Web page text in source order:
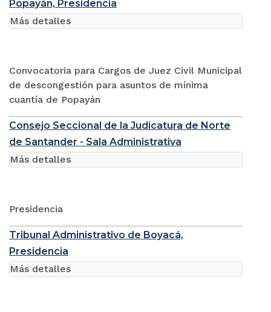
Popayán, Presidencia
Convocatoria para Cargos de Juez Civil Municipal
de descongestión para asuntos de mínima
cuantía de Popayán
Más detalles
Consejo Seccional de la Judicatura de Norte
de Santander - Sala Administrativa
Presidencia
Más detalles
Tribunal Administrativo de Boyacá,
Presidencia
Más detalles